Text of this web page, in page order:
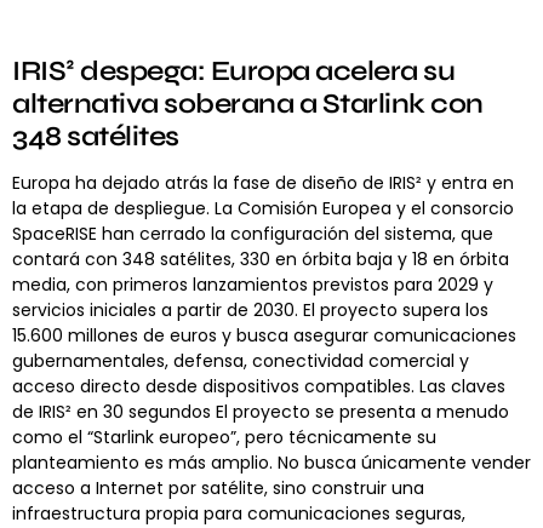
IRIS² despega: Europa acelera su
alternativa soberana a Starlink con
348 satélites
Europa ha dejado atrás la fase de diseño de IRIS² y entra en
la etapa de despliegue. La Comisión Europea y el consorcio
SpaceRISE han cerrado la configuración del sistema, que
contará con 348 satélites, 330 en órbita baja y 18 en órbita
media, con primeros lanzamientos previstos para 2029 y
servicios iniciales a partir de 2030. El proyecto supera los
15.600 millones de euros y busca asegurar comunicaciones
gubernamentales, defensa, conectividad comercial y
acceso directo desde dispositivos compatibles. Las claves
de IRIS² en 30 segundos El proyecto se presenta a menudo
como el “Starlink europeo”, pero técnicamente su
planteamiento es más amplio. No busca únicamente vender
acceso a Internet por satélite, sino construir una
infraestructura propia para comunicaciones seguras,